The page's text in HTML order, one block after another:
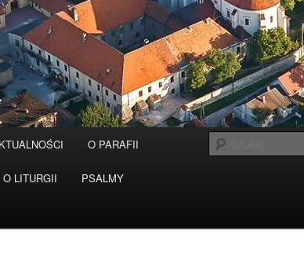
O PARAFII
O LITURGII PSALMY